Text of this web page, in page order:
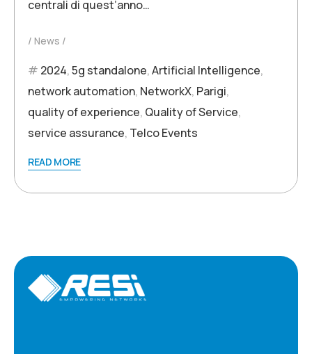
centrali di quest’anno…
News
2024,5g standalone,Artificial Intelligence,
network automation, NetworkX, Parigi,
quality of experience, Quality of Service,
service assurance, Telco Events
READ MORE